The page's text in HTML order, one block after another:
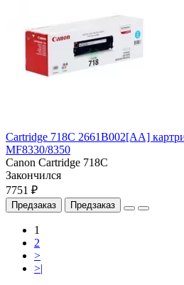
Cartridge 718C 2661B002[AA]
MF8330/8350
Canon Cartridge 718C
Закончился
7751 ₽
Предзаказ Предзаказ
1
2
>
>|